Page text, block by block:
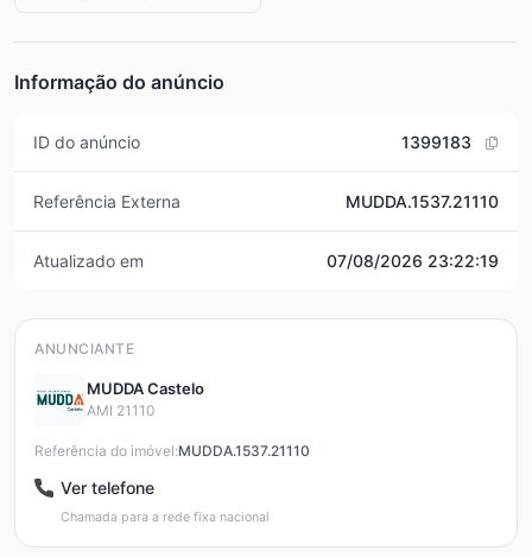
Informação do anúncio
ID do anúncio 1399183
Referência Externa MUDDA.1537.21110
Atualizado em 07/08/2026 23:22:19
ANUNCIANTE
MUDDA Castelo
AMI 21110
Referência do imóvel:MUDDA.1537.21110
Ver telefone
Chamada para a rede fixa nacional